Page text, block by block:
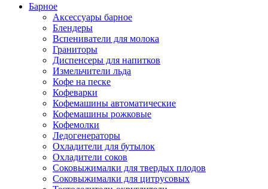
Барное
Аксессуары барное
Блендеры
Вспениватели для молока
Граниторы
Диспенсеры для напитков
Измельчители льда
Кофе на песке
Кофеварки
Кофемашины автоматические
Кофемашины рожковые
Кофемолки
Ледогенераторы
Охладители для бутылок
Охладители соков
Соковыжималки для твердых плодов
Соковыжималки для цитрусовых